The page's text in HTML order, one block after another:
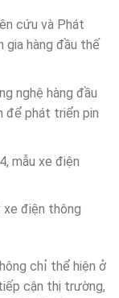
cứu và Phát
gia hàng đầu thế
nghệ hàng đầu
để phát triển pin
mẫu xe điện
xe điện thông
chỉ thể hiện ở
cận thị trường,